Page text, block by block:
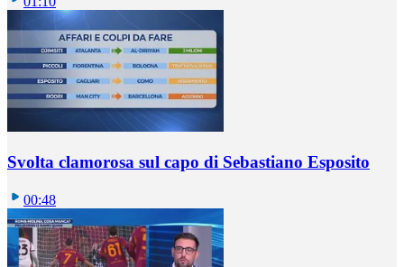
Svolta clamorosa sul capo di Sebastiano Esposito
00:48